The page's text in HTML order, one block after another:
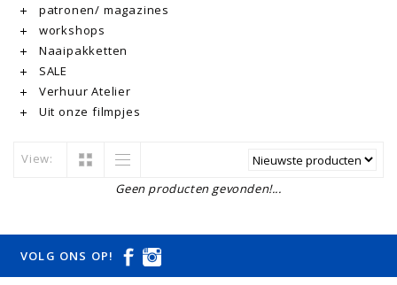
patronen/ magazines
workshops
Naaipakketten
SALE
Verhuur Atelier
Uit onze filmpjes
View:
Geen producten gevonden!...
VOLG ONS OP!